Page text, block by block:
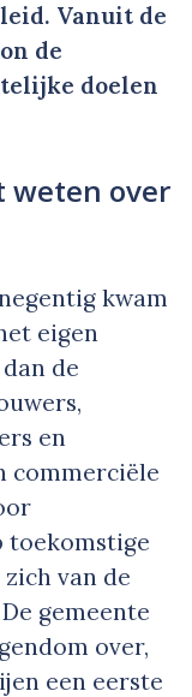
Vanuit de
de
doelen
weten over
kwam
eigen
de
en
commerciële
toekomstige
van de
gemeente
over,
een eerste